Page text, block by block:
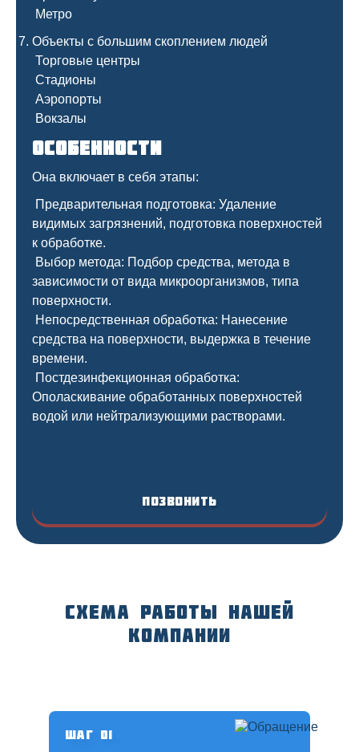
Метро
Объекты с большим скоплением людей
Торговые центры
Стадионы
Аэропорты
Вокзалы
Особенности
Она включает в себя этапы:
Предварительная подготовка: Удаление
видимых загрязнений, подготовка поверхностей
к обработке.
Выбор метода: Подбор средства, метода в
зависимости от вида микроорганизмов, типа
поверхности.
Непосредственная обработка: Нанесение
средства на поверхности, выдержка в течение
времени.
Постдезинфекционная обработка:
Ополаскивание обработанных поверхностей
водой или нейтрализующими растворами.
Позвонить
Схема работы нашей
компании
Шаг 01